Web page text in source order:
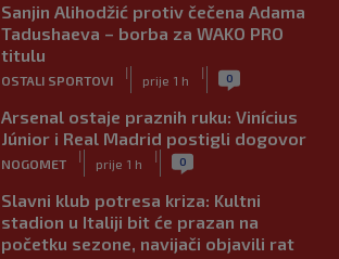
Sanjin Alihodžić protiv čečena Adama
Tadushaeva – borba za WAKO PRO
titulu
OSTALI SPORTOVI
|
prije 1 h
| 0
Arsenal ostaje praznih ruku: Vinícius
Júnior i Real Madrid postigli dogovor
NOGOMET
|
prije 1 h
| 0
Slavni klub potresa kriza: Kultni
stadion u Italiji bit će prazan na
početku sezone, navijači objavili rat